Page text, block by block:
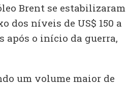
Brent se estabilizaram
dos níveis de US$ 150 a
após o início da guerra,
um volume maior de